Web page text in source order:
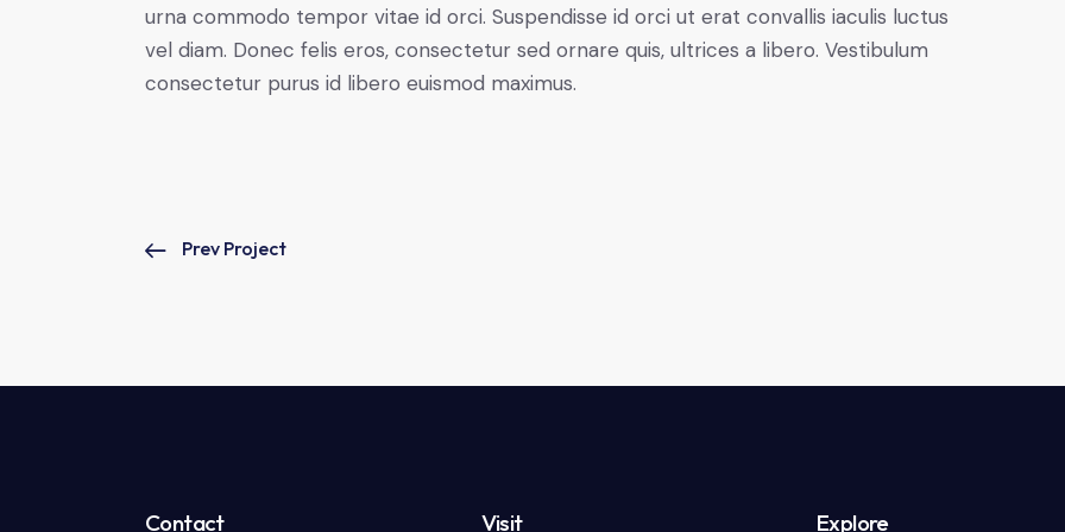
urna commodo tempor vitae id orci. Suspendisse id orci ut erat convallis iaculis luctus
vel diam. Donec felis eros, consectetur sed ornare quis, ultrices a libero. Vestibulum
consectetur purus id libero euismod maximus.
Prev Project
Contact Visit Explore